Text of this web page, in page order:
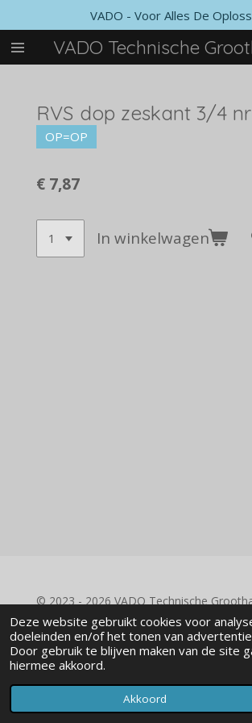
Deze website gebruikt cookies voor
doeleinden en/of het tonen van
Door gebruik te blijven maken van de site
hiermee akkoord.
Akkoord
direct
naar
de
VADO Technische
VADO - Voor Alles De
RVS dop zeskant 3/4
OP=OP
€ 7,87
In winkelwagen
© 2023 - 2026 VADO Technische
Powered byJouwWeb
Telefoonnummer